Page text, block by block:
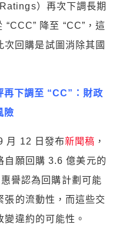
）再次下調長期
降至 “CC”，這
回購是試圖消除其國
再下調至 “CC”：財政
險
月 12 日發布新聞稿 ，
自願回購 3.6 億美元的
譽認為回購計劃可能
張的流動性，而這些交
違約的可能性。